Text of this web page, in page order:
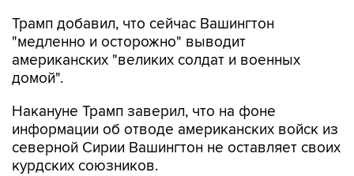
Трамп добавил, что сейчас Вашингтон
"медленно и осторожно" выводит
американских "великих солдат и военных
домой".
Накануне Трамп заверил, что на фоне
информации об отводе американских войск из
северной Сирии Вашингтон не оставляет своих
курдских союзников.